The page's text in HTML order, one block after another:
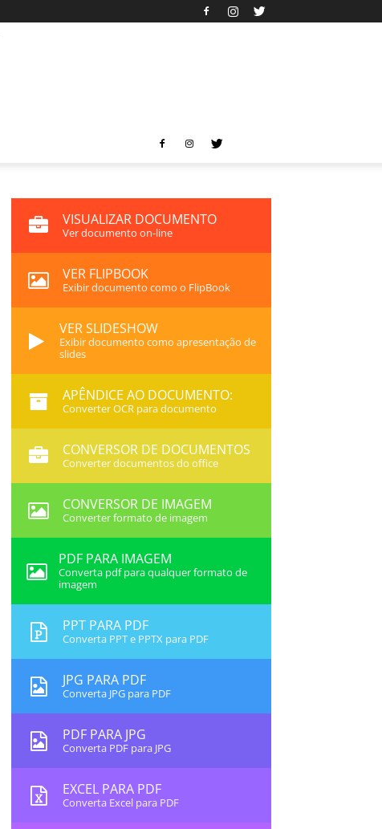
VISUALIZAR DOCUMENTO
Ver documento on-line
VER FLIPBOOK
Exibir documento como o FlipBook
VER SLIDESHOW
Exibir documento como apresentação de
slides
APÊNDICE AO DOCUMENTO:
Converter OCR para documento
CONVERSOR DE DOCUMENTOS
Converter documentos do office
CONVERSOR DE IMAGEM
Converter formato de imagem
PDF PARA IMAGEM
Converta pdf para qualquer formato de
imagem
PPT PARA PDF
Converta PPT e PPTX para PDF
JPG PARA PDF
Converta JPG para PDF
PDF PARA JPG
Converta PDF para JPG
EXCEL PARA PDF
Converta Excel para PDF